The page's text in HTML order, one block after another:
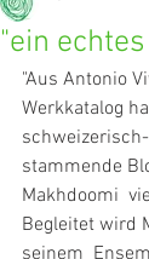
"ein
"Aus Antonio
Werkkatalog
stammende
Makhdoomi
Begleitet wird
seinem